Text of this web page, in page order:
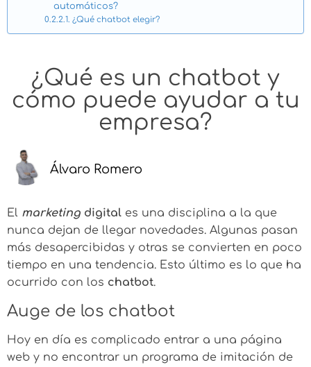
automáticos?
¿Qué chatbot elegir?
¿Qué es un chatbot y
cómo puede ayudar a tu
empresa?
Álvaro Romero
El marketing digital es una disciplina a la que
nunca dejan de llegar novedades. Algunas pasan
más desapercibidas y otras se convierten en poco
tiempo en una tendencia. Esto último es lo que ha
ocurrido con los chatbot.
Auge de los chatbot
Hoy en día es complicado entrar a una página
web y no encontrar un programa de imitación de